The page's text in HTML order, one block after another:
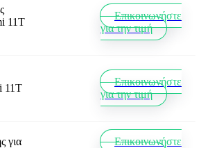
11T
Επικοινωνήστε
για την τιμή
11T
Επικοινωνήστε
για την τιμή
για Επικοινωνήστε